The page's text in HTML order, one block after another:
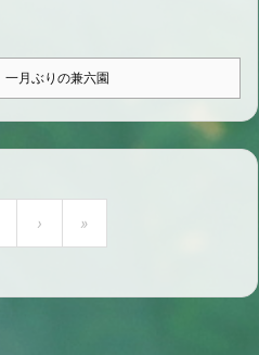
一月ぶりの兼六園
› »